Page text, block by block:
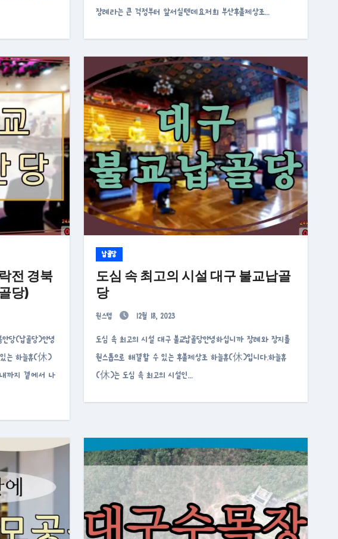
장례라는 큰 걱정부터 앞서실텐데요.저희 부산후불제상조…
전 경북
당)
있는 하늘휴(休)
까지 곁에서 나
납골당
도심 속 최고의 시설 대구 불교납골
당
원스텝 12월 18, 2023
도심 속 최고의 시설 대구 불교납골당안녕하십니까 장례와 장지를
원스톱으로 해결할 수 있는 후불제상조 하늘휴(休)입니다.하늘휴
(休)는 도심 속 최고의 시설인…